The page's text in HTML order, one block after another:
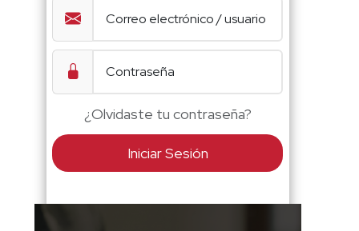
¿Olvidaste tu contraseña?
Iniciar Sesión